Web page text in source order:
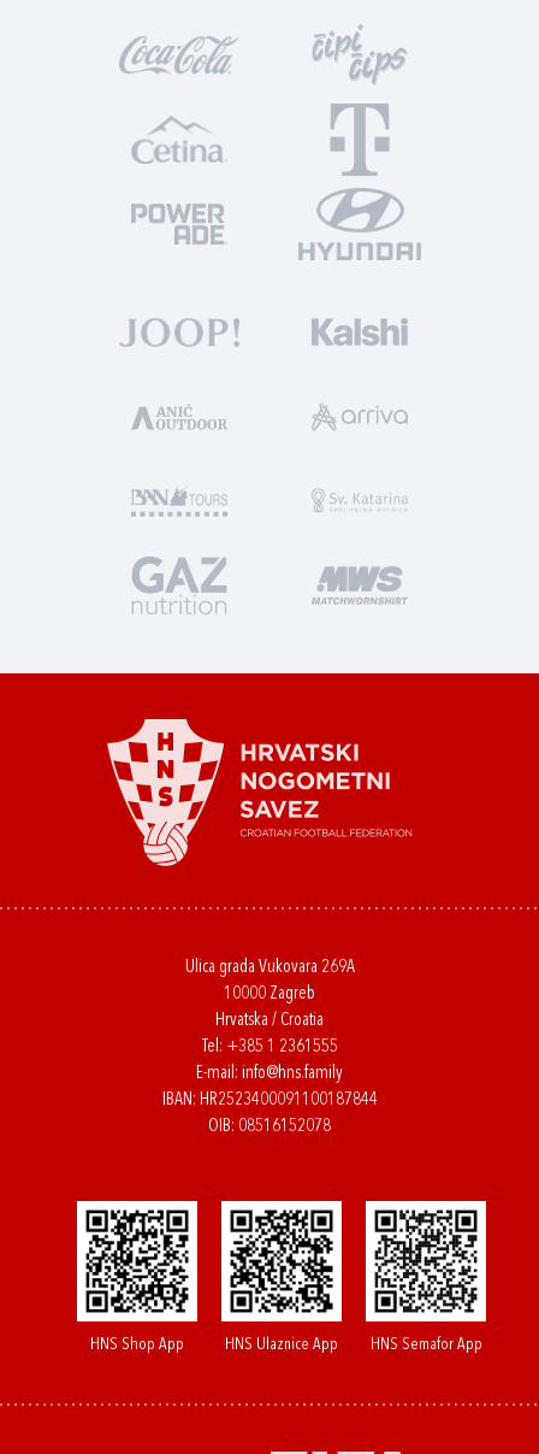
Ulica grada Vukovara 269A
10000 Zagreb
Hrvatska / Croatia
Tel: +385 1 2361555
E-mail: info@hns.family
IBAN: HR2523400091100187844
OIB: 08516152078
HNS Shop App HNS Ulaznice App HNS Semafor App